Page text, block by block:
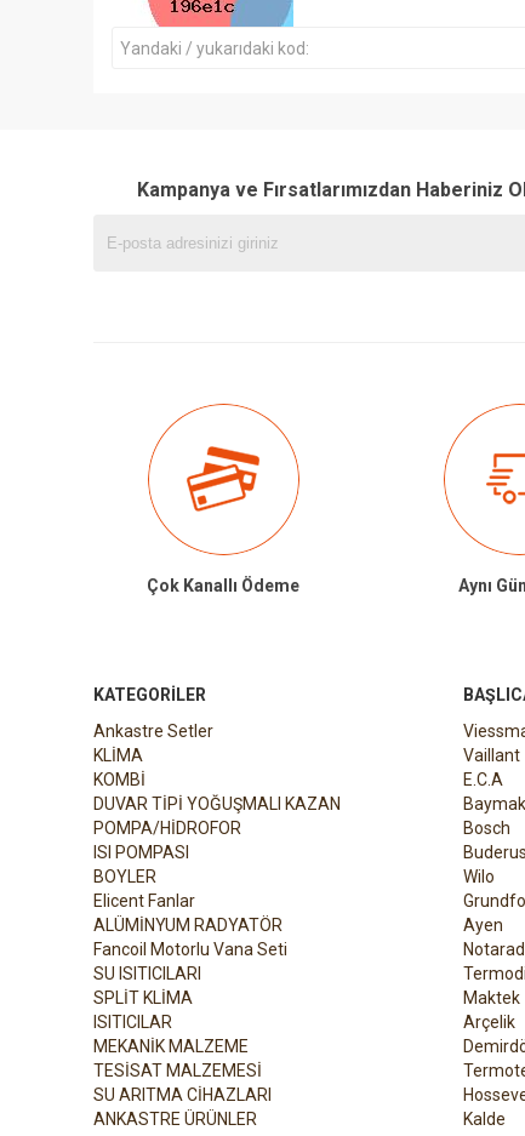
Kampanya ve Fırsatlarımızdan Haberiniz
Çok Kanallı Ödeme Aynı
KATEGORILER
Ankastre Setler
KLİMA
KOMBİ
DUVAR TİPİ YOĞUŞMALI KAZAN
POMPA/HİDROFOR
ISI POMPASI
BOYLER
Elicent Fanlar
ALÜMİNYUM RADYATÖR
Fancoil Motorlu Vana Seti
SU ISITICILARI
SPLİT KLİMA
ISITICILAR
MEKANİK MALZEME
TESİSAT MALZEMESİ
SU ARITMA CİHAZLARI
ANKASTRE ÜRÜNLER
Vaillant
E.C.A
Baymak
Bosch
Buderus
Wilo
Ayen
Notarad
Maktek
Arçelik
Kalde